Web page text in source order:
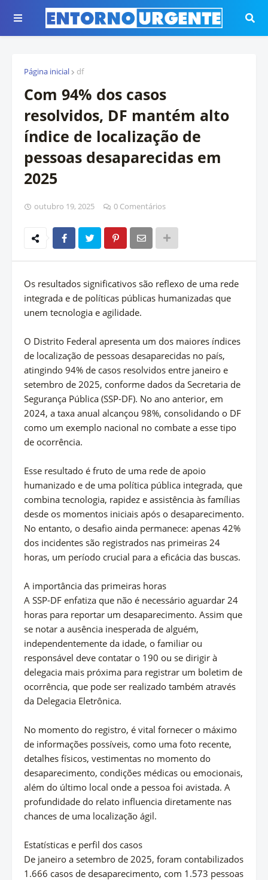
Página inicial df
Com 94% dos casos
resolvidos, DF mantém alto
índice de localização de
pessoas desaparecidas em
2025
outubro 19, 2025 0 Comentários
Os resultados significativos são reflexo de uma rede
integrada e de políticas públicas humanizadas que
unem tecnologia e agilidade.
O Distrito Federal apresenta um dos maiores índices
de localização de pessoas desaparecidas no país,
atingindo 94% de casos resolvidos entre janeiro e
setembro de 2025, conforme dados da Secretaria de
Segurança Pública (SSP-DF). No ano anterior, em
2024, a taxa anual alcançou 98%, consolidando o DF
como um exemplo nacional no combate a esse tipo
de ocorrência.
Esse resultado é fruto de uma rede de apoio
humanizado e de uma política pública integrada, que
combina tecnologia, rapidez e assistência às famílias
desde os momentos iniciais após o desaparecimento.
No entanto, o desafio ainda permanece: apenas 42%
dos incidentes são registrados nas primeiras 24
horas, um período crucial para a eficácia das buscas.
A importância das primeiras horas
A SSP-DF enfatiza que não é necessário aguardar 24
horas para reportar um desaparecimento. Assim que
se notar a ausência inesperada de alguém,
independentemente da idade, o familiar ou
responsável deve contatar o 190 ou se dirigir à
delegacia mais próxima para registrar um boletim de
ocorrência, que pode ser realizado também através
da Delegacia Eletrônica.
No momento do registro, é vital fornecer o máximo
de informações possíveis, como uma foto recente,
detalhes físicos, vestimentas no momento do
desaparecimento, condições médicas ou emocionais,
além do último local onde a pessoa foi avistada. A
profundidade do relato influencia diretamente nas
chances de uma localização ágil.
Estatísticas e perfil dos casos
De janeiro a setembro de 2025, foram contabilizados
1.666 casos de desaparecimento, com 1.573 pessoas